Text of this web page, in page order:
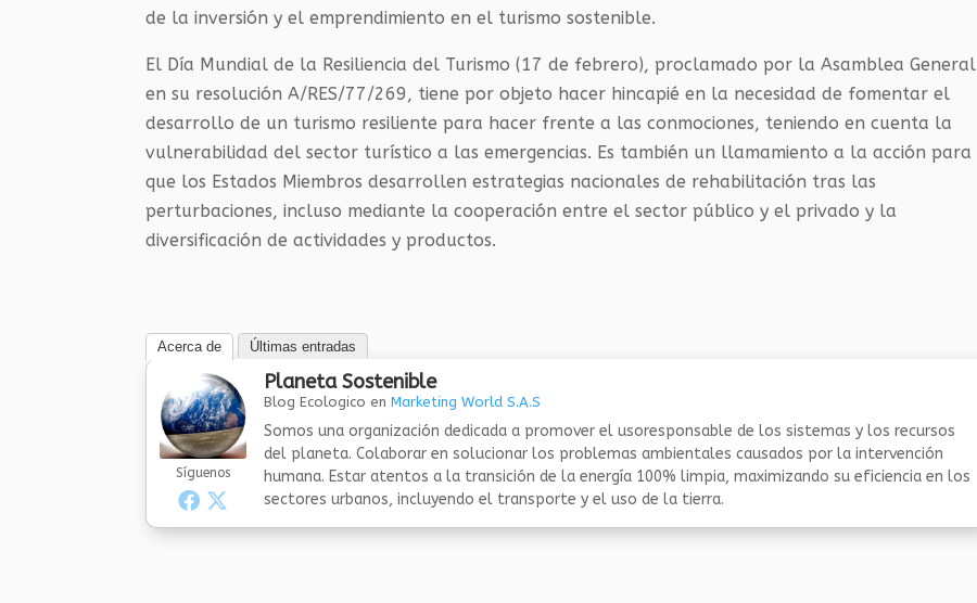
de la inversión y el emprendimiento en el turismo sostenible.
El Día Mundial de la Resiliencia del Turismo (17 de febrero), proclamado por la Asamblea General
en su resolución A/RES/77/269, tiene por objeto hacer hincapié en la necesidad de fomentar el
desarrollo de un turismo resiliente para hacer frente a las conmociones, teniendo en cuenta la
vulnerabilidad del sector turístico a las emergencias. Es también un llamamiento a la acción para
que los Estados Miembros desarrollen estrategias nacionales de rehabilitación tras las
perturbaciones, incluso mediante la cooperación entre el sector público y el privado y la
diversificación de actividades y productos.
Acerca de Últimas entradas
Síguenos
Planeta Sostenible
Blog Ecologico enMarketing World S.A.S
Somos una organización dedicada a promover el usoresponsable de los sistemas y los recursos
del planeta. Colaborar en solucionar los problemas ambientales causados por la intervención
humana. Estar atentos a la transición de la energía 100% limpia, maximizando su eficiencia en los
sectores urbanos, incluyendo el transporte y el uso de la tierra.